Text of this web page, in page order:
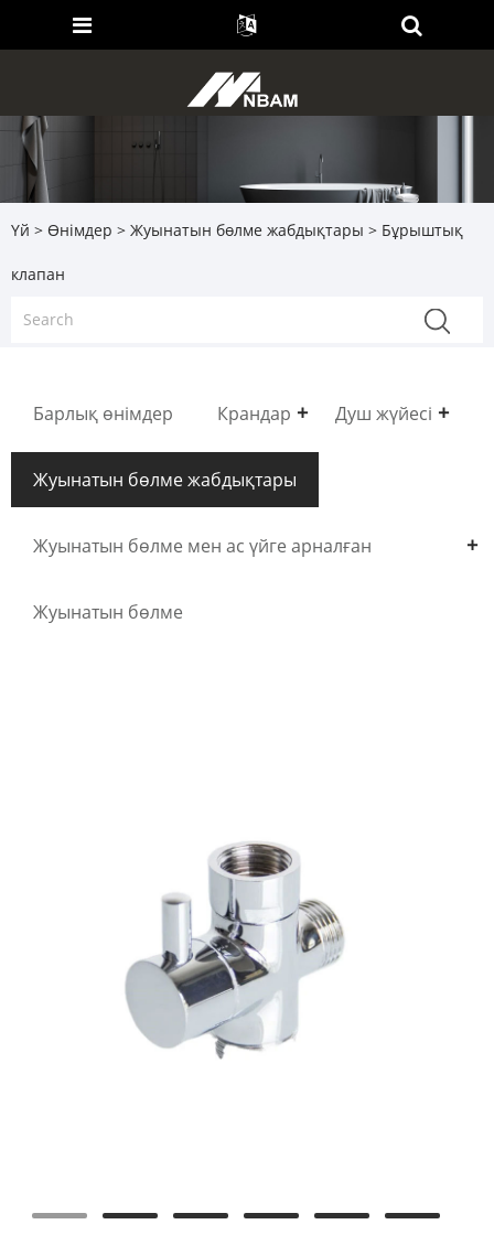
Үй > Өнімдер > Жуынатын бөлме жабдықтары > Бұрыштық
клапан
Барлық өнімдер Крандар Душ жүйесі
Жуынатын бөлме жабдықтары
Жуынатын бөлме мен ас үйге арналған
раковиналар
Жуынатын бөлме